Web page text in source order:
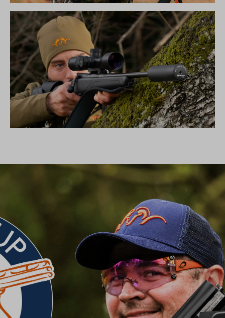
DIE NEUE SILENCE KOLLEKTION
BLASER CUP 2026
Erleben Sie den Blaser Cup 2026 – eine exklusive Serie von
Wettkämpfen im Wurfscheibenschießen, die an vier
renommierten Standorten in Deutschland ausgetragen wird. Der
Blaser Cup bietet Schützen aller Klassen die Möglichkeit, ihre
Fähigkeiten im sportlichen Wettkampf unter Beweis zu stellen.